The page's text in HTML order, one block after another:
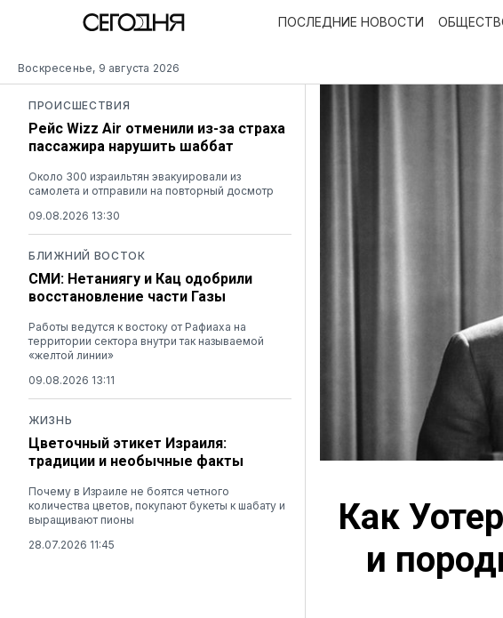
Воскресенье, 9 августа 2026
ПОСЛЕДНИЕ НОВОСТИ
ПРОИСШЕСТВИЯ
Рейс Wizz Air отменили из-за страха
пассажира нарушить шаббат
Около 300 израильтян эвакуировали из
самолета и отправили на повторный досмотр
09.08.2026 13:30
БЛИЖНИЙ ВОСТОК
СМИ: Нетаниягу и Кац одобрили
восстановление части Газы
Работы ведутся к востоку от Рафиаха на
территории сектора внутри так называемой
«желтой линии»
09.08.2026 13:11
ЖИЗНЬ
Цветочный этикет Израиля:
традиции и необычные факты
Почему в Израиле не боятся четного
количества цветов, покупают букеты к шабату и
выращивают пионы
28.07.2026 11:45
Как
и